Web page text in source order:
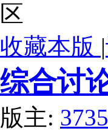
区
收藏本版 |
综合讨
版主: